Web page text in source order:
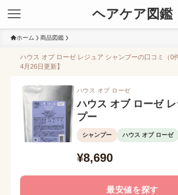
ヘアケア図鑑
ホーム 商品図鑑
ハウス オブ ローゼ レジュア シャンプーの口コミ（0
4月26日更新】
ハウス オブ ローゼ
ハウス オブ ローゼ
プー
シャンプー ハウス オブ ローゼ
¥8,690
最安値を探す